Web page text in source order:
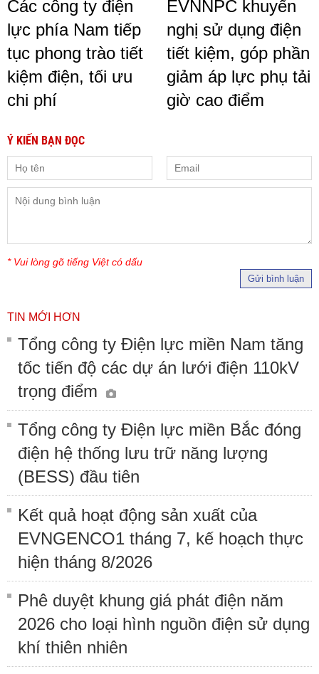
Các công ty điện
lực phía Nam tiếp
tục phong trào tiết
kiệm điện, tối ưu
chi phí
EVNNPC khuyến
nghị sử dụng điện
tiết kiệm, góp phần
giảm áp lực phụ tải
giờ cao điểm
Ý KIẾN BẠN ĐỌC
* Vui lòng gõ tiếng Việt có dấu
Gửi bình luận
TIN MỚI HƠN
Tổng công ty Điện lực miền Nam tăng
tốc tiến độ các dự án lưới điện 110kV
trọng điểm
Tổng công ty Điện lực miền Bắc đóng
điện hệ thống lưu trữ năng lượng
(BESS) đầu tiên
Kết quả hoạt động sản xuất của
EVNGENCO1 tháng 7, kế hoạch thực
hiện tháng 8/2026
Phê duyệt khung giá phát điện năm
2026 cho loại hình nguồn điện sử dụng
khí thiên nhiên